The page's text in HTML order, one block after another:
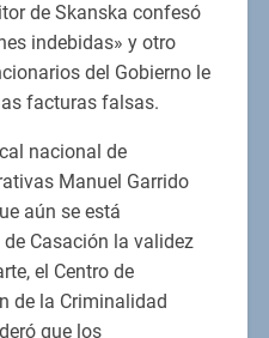
de Skanska confesó
indebidas» y otro
del Gobierno le
facturas falsas.
nacional de
Manuel Garrido
aún se está
Casación la validez
el Centro de
de la Criminalidad
que los